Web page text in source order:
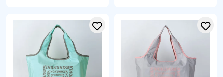
お気に入りに登録する